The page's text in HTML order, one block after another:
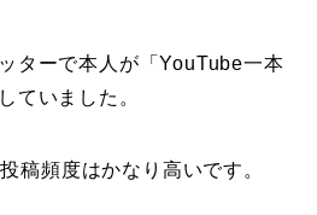
ターで本人が「YouTube一本
ていました。
稿頻度はかなり高いです。